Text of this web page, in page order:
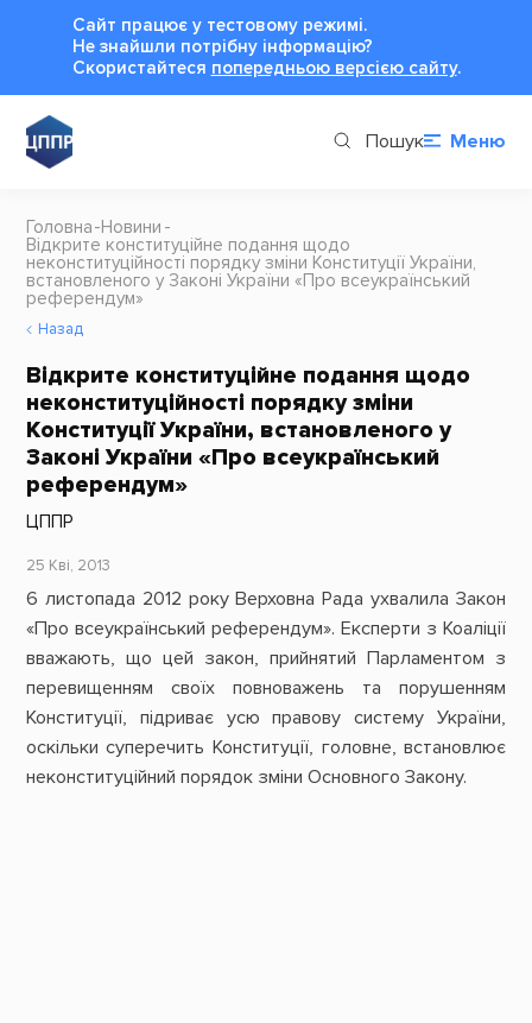
Сайт працює у тестовому режимі.
Не знайшли потрібну інформацію?
Cкористайтеся попередньою версією сайту.
Пошук Меню
Головна Новини
Відкрите конституційне подання щодо
неконституційності порядку зміни Конституції України,
встановленого у Законі України «Про всеукраїнський
референдум»
Назад
Відкрите конституційне подання щодо
неконституційності порядку зміни
Конституції України, встановленого у
Законі України «Про всеукраїнський
референдум»
ЦППР
25 Кві, 2013
6 листопада 2012 року Верховна Рада ухвалила Закон
«Про всеукраїнський референдум». Експерти з Коаліції
вважають, що цей закон, прийнятий Парламентом з
перевищенням своїх повноважень та порушенням
Конституції, підриває усю правову систему України,
оскільки суперечить Конституції, головне, встановлює
неконституційний порядок зміни Основного Закону.